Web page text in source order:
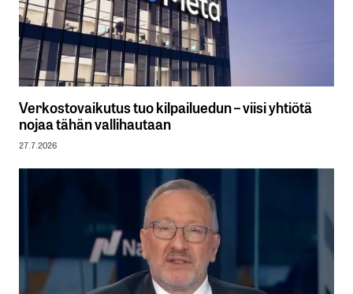
Verkostovaikutus tuo kilpailuedun – viisi yhtiötä
nojaa tähän vallihautaan
27.7.2026